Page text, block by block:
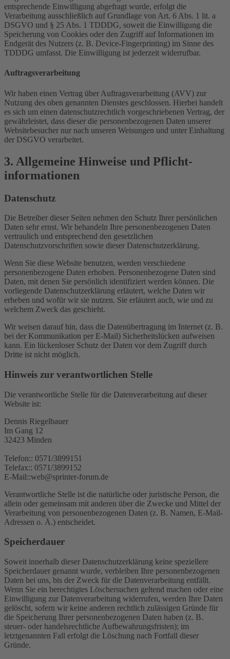
entsprechende Einwilligung abgefragt wurde, erfolgt die
Verarbeitung ausschließlich auf Grundlage von Art. 6 Abs. 1 lit. a
DSGVO und § 25 Abs. 1 TDDDG, soweit die Einwilligung die
Speicherung von Cookies oder den Zugriff auf Informationen im
Endgerät des Nutzers (z. B. Device-Fingerprinting) im Sinne des
TDDDG umfasst. Die Einwilligung ist jederzeit widerrufbar.
Auftragsverarbeitung
Wir haben einen Vertrag über Auftragsverarbeitung (AVV) zur
Nutzung des oben genannten Dienstes geschlossen. Hierbei handelt
es sich um einen datenschutzrechtlich vorgeschriebenen Vertrag, der
gewährleistet, dass dieser die personenbezogenen Daten unserer
Websitebesucher nur nach unseren Weisungen und unter Einhaltung
der DSGVO verarbeitet.
3. Allgemeine Hinweise und Pflicht­
informationen
Datenschutz
Die Betreiber dieser Seiten nehmen den Schutz Ihrer persönlichen
Daten sehr ernst. Wir behandeln Ihre personenbezogenen Daten
vertraulich und entsprechend den gesetzlichen
Datenschutzvorschriften sowie dieser Datenschutzerklärung.
Wenn Sie diese Website benutzen, werden verschiedene
personenbezogene Daten erhoben. Personenbezogene Daten sind
Daten, mit denen Sie persönlich identifiziert werden können. Die
vorliegende Datenschutzerklärung erläutert, welche Daten wir
erheben und wofür wir sie nutzen. Sie erläutert auch, wie und zu
welchem Zweck das geschieht.
Wir weisen darauf hin, dass die Datenübertragung im Internet (z. B.
bei der Kommunikation per E-Mail) Sicherheitslücken aufweisen
kann. Ein lückenloser Schutz der Daten vor dem Zugriff durch
Dritte ist nicht möglich.
Hinweis zur verantwortlichen Stelle
Die verantwortliche Stelle für die Datenverarbeitung auf dieser
Website ist:
Dennis Riegelbauer
Im Gang 12
32423 Minden
Telefon:: 0571/3899151
Telefax:: 0571/3899152
E-Mail::web@sprinter-forum.de
Verantwortliche Stelle ist die natürliche oder juristische Person, die
allein oder gemeinsam mit anderen über die Zwecke und Mittel der
Verarbeitung von personenbezogenen Daten (z. B. Namen, E-Mail-
Adressen o. Ä.) entscheidet.
Speicherdauer
Soweit innerhalb dieser Datenschutzerklärung keine speziellere
Speicherdauer genannt wurde, verbleiben Ihre personenbezogenen
Daten bei uns, bis der Zweck für die Datenverarbeitung entfällt.
Wenn Sie ein berechtigtes Löschersuchen geltend machen oder eine
Einwilligung zur Datenverarbeitung widerrufen, werden Ihre Daten
gelöscht, sofern wir keine anderen rechtlich zulässigen Gründe für
die Speicherung Ihrer personenbezogenen Daten haben (z. B.
steuer- oder handelsrechtliche Aufbewahrungsfristen); im
letztgenannten Fall erfolgt die Löschung nach Fortfall dieser
Gründe.